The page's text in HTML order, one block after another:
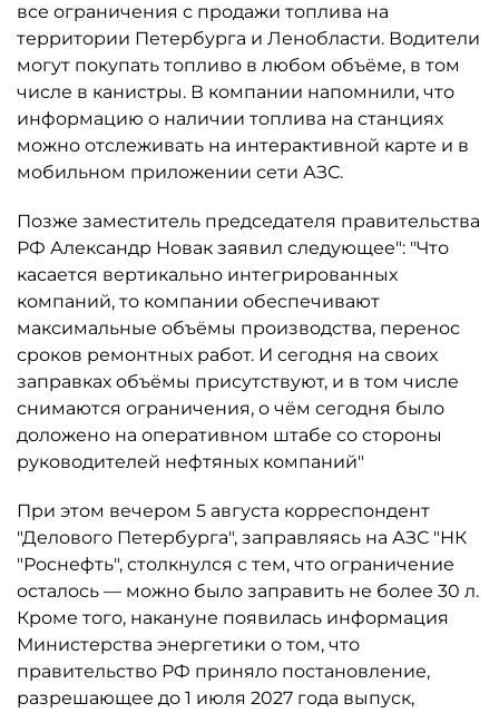
все ограничения с продажи топлива на
территории Петербурга и Ленобласти. Водители
могут покупать топливо в любом объёме, в том
числе в канистры. В компании напомнили, что
информацию о наличии топлива на станциях
можно отслеживать на интерактивной карте и в
мобильном приложении сети АЗС.
Позже заместитель председателя правительства
РФ Александр Новак заявил следующее": "Что
касается вертикально интегрированных
компаний, то компании обеспечивают
максимальные объёмы производства, перенос
сроков ремонтных работ. И сегодня на своих
заправках объёмы присутствуют, и в том числе
снимаются ограничения, о чём сегодня было
доложено на оперативном штабе со стороны
руководителей нефтяных компаний"
При этом вечером 5 августа корреспондент
"Делового Петербурга", заправляясь на АЗС "НК
"Роснефть", столкнулся с тем, что ограничение
осталось ­— можно было заправить не более 30 л.
Кроме того, накануне появилась информация
Министерства энергетики о том, что
правительство РФ приняло постановление,
разрешающее до 1 июля 2027 года выпуск,